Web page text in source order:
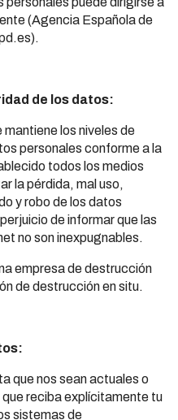
(Agencia Española de
de los datos:
los niveles de
personales conforme a la
todos los medios
la pérdida, mal uso,
y robo de los datos
de informar que las
no son inexpugnables.
empresa de destrucción
de destrucción en situ.
que nos sean actuales o
reciba explícitamente tu
sistemas de